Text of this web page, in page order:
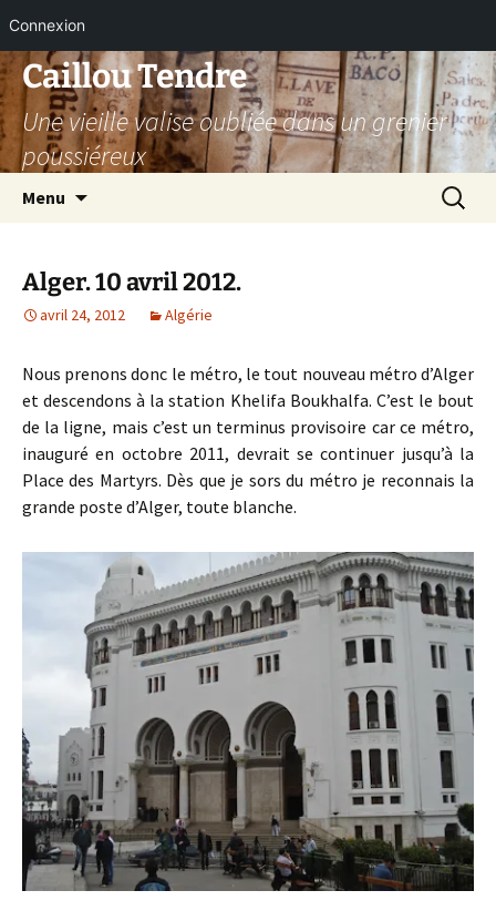
Connexion
Aller
au
contenu
Caillou Tendre
Une vieille valise oubliée dans un grenier
poussiéreux
Menu
Alger. 10 avril 2012.
avril 24, 2012 Algérie
Nous prenons donc le métro, le tout nouveau métro d’Alger
et descendons à la station Khelifa Boukhalfa. C’est le bout
de la ligne, mais c’est un terminus provisoire car ce métro,
inauguré en octobre 2011, devrait se continuer jusqu’à la
Place des Martyrs. Dès que je sors du métro je reconnais la
grande poste d’Alger, toute blanche.